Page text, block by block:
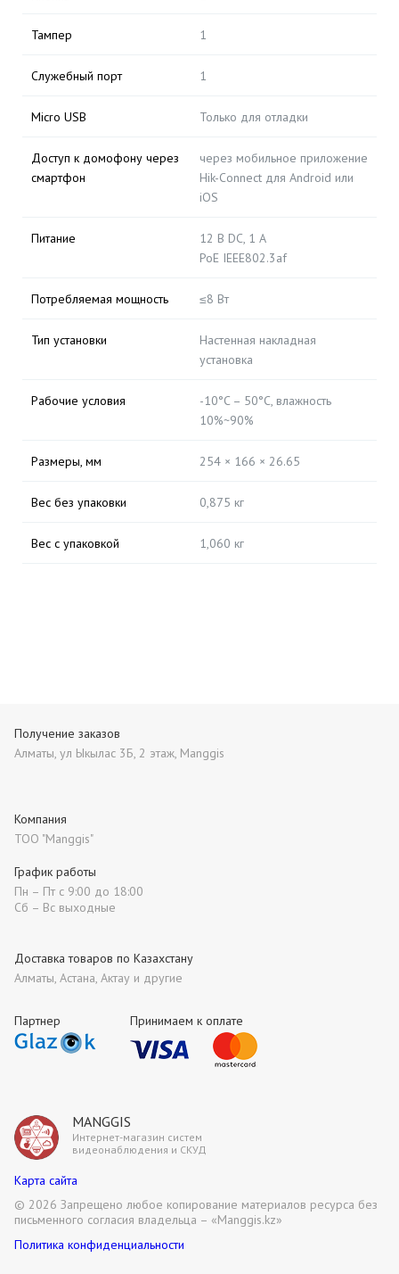
Тампер 1
Служебный порт 1
Micro USB Только для отладки
Доступ к домофону через
смартфон
через мобильное приложение
Hik-Connect для Android или
iOS
Питание
12 В DC, 1 А
PoE IEEE802.3af
Потребляемая мощность ≤8 Вт
Тип установки
Настенная накладная
установка
Рабочие условия
-10°C – 50°C, влажность
10%~90%
Размеры, мм 254 × 166 × 26.65
Вес без упаковки 0,875 кг
Вес с упаковкой 1,060 кг
MANGGIS
Интернет-магазин систем
видеонаблюдения и СКУД
Партнер Принимаем к оплате
Получение заказов
Алматы, ул Ыкылас 3Б, 2 этаж, Manggis
Компания
ТОО "Manggis"
Доставка товаров по Казахстану
Алматы, Астана, Актау и другие
График работы
Пн – Пт с 9:00 до 18:00
Сб – Вс выходные
Карта сайта
Политика конфиденциальности
© 2026 Запрещено любое копирование материалов ресурса без
письменного согласия владельца – «Manggis.kz»